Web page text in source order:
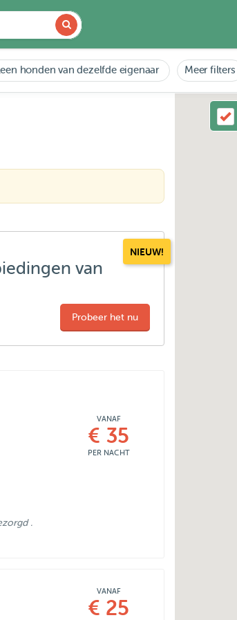
honden van dezelfde eigenaar Meer filters
NIEUW!
van
Probeer het nu
.
VANAF
€ 35
PER NACHT
VANAF
€ 25